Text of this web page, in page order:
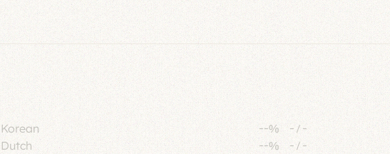
Korean --% - / -
Dutch
--% - / -